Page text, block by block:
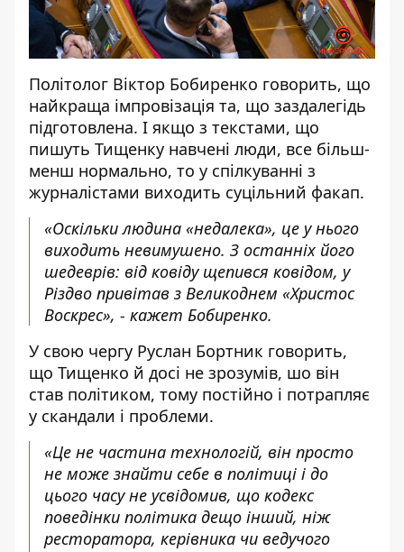
Політолог Віктор Бобиренко говорить, що
найкраща імпровізація та, що заздалегідь
підготовлена. І якщо з текстами, що
пишуть Тищенку навчені люди, все більш-
менш нормально, то у спілкуванні з
журналістами виходить суцільний факап.
«Оскільки людина «недалека», це у нього
виходить невимушено. З останніх його
шедеврів: від ковіду щепився ковідом, у
Різдво привітав з Великоднем «Христос
Воскрес», - кажет Бобиренко.
У свою чергу Руслан Бортник говорить,
що Тищенко й досі не зрозумів, шо він
став політиком, тому постійно і потрапляє
у скандали і проблеми.
«Це не частина технологій, він просто
не може знайти себе в політиці і до
цього часу не усвідомив, що кодекс
поведінки політика дещо інший, ніж
ресторатора, керівника чи ведучого